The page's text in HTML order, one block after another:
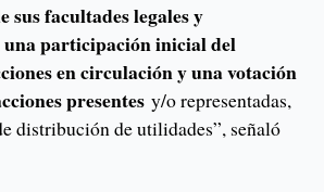
sus facultades legales y
una participación inicial del
en circulación y una votación
presentes y/o representadas,
distribución de utilidades”, señaló